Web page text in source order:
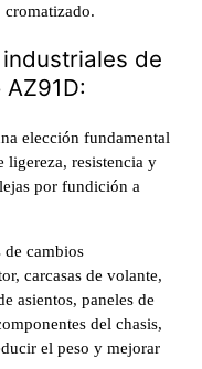
cromatizado.
de
elección fundamental
ligereza, resistencia y
por fundición a
de cambios
carcasas de volante,
asientos, paneles de
del chasis,
el peso y mejorar